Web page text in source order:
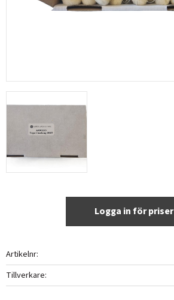
Logga in för priser
Artikelnr
Tillverkare